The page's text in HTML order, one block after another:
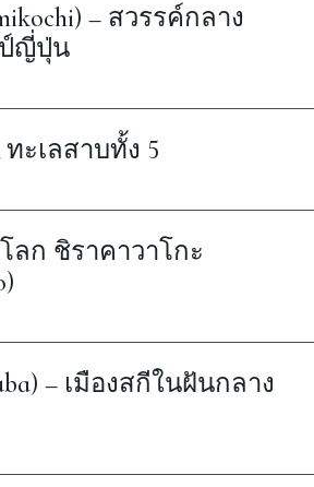
– สวรรค์กลาง
ป์ญี่ปุ่น
ะเลสาบทั้ง 5
ก ชิราคาวาโกะ
– เมืองสกีในฝันกลาง